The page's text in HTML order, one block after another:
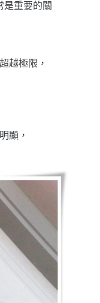
是重要的關
越極限，
顯，